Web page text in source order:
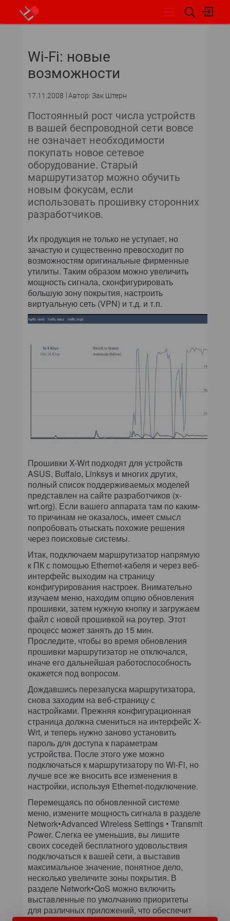
ОБЗОРЫ И РЕЙТИНГИ
ПО И СЕРВИСЫ
Wi-Fi: новые
возможности
17.11.2008 Автор: Зак Штерн
Постоянный рост числа устройств
в вашей беспроводной сети вовсе
не означает необходимости
покупать новое сетевое
оборудование. Старый
маршрутизатор можно обучить
новым фокусам, если
использовать прошивку сторонних
разработчиков.
Их продукция не только не уступает, но
зачастую и существенно превосходит по
возможностям оригинальные фирменные
утилиты. Таким образом можно увеличить
мощность сигнала, сконфигурировать
большую зону покрытия, настроить
виртуальную сеть (VPN) и т.д. и т.п.
Прошивки X-Wrt подходят для устройств
ASUS, Buffalo, Linksys и многих других,
полный список поддерживаемых моделей
представлен на сайте разработчиков (x-
wrt.org). Если вашего аппарата там по каким-
то причинам не оказалось, имеет смысл
попробовать отыскать похожие решения
через поисковые системы.
Итак, подключаем маршрутизатор напрямую
к ПК с помощью Ethernet-кабеля и через веб-
интерфейс выходим на страницу
конфигурирования настроек. Внимательно
изучаем меню, находим опцию обновления
прошивки, затем нужную кнопку и загружаем
файл с новой прошивкой на роутер. Этот
процесс может занять до 15 мин.
Проследите, чтобы во время обновления
прошивки маршрутизатор не отключался,
иначе его дальнейшая работоспособность
окажется под вопросом.
Дождавшись перезапуска маршрутизатора,
снова заходим на веб-страницу с
настройками. Прежняя конфигурационная
страница должна смениться на интерфейс X-
Wrt, и теперь нужно заново установить
пароль для доступа к параметрам
устройства. После этого уже можно
подключаться к маршрутизатору по Wi-Fi, но
лучше все же вносить все изменения в
настройки, используя Ethernet-подключение.
Перемещаясь по обновленной системе
меню, измените мощность сигнала в разделе
Network•Advanced Wireless Settings • Transmit
Power. Слегка ее уменьшив, вы лишите
своих соседей бесплатного удовольствия
подключаться к вашей сети, а выставив
максимальное значение, понятное дело,
несколько увеличите зоны покрытия. В
разделе Network•QoS можно включить
выставленные по умолчанию приоритеты
для различных приложений, что обеспечит